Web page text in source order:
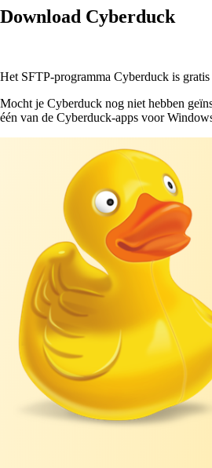
Download Cyberduck
Het SFTP-programma Cyberduck is
Mocht je Cyberduck nog niet hebben
één van de Cyberduck-apps voor